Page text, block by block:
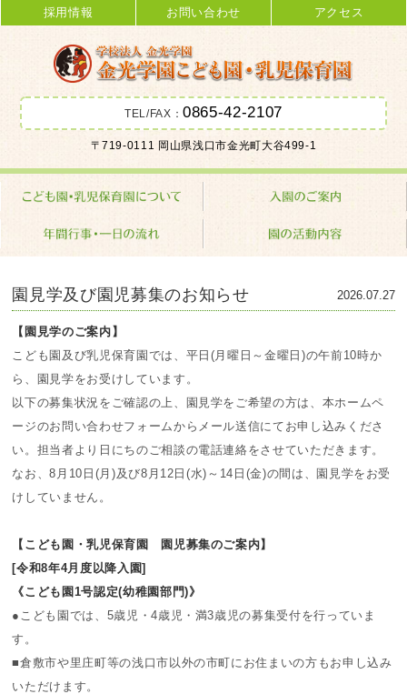
金光学園こども園･乳児保育園 学校
法人 金光学園
採用情報 お問い合わせ アクセス
TEL/FAX：0865-42-2107
〒719-0111 岡山県浅口市金光町大谷499-1
2026.07.27
園見学及び園児募集のお知らせ
【園見学のご案内】
こども園及び乳児保育園では、平日(月曜日～金曜日)の午前10時か
ら、園見学をお受けしています。
以下の募集状況をご確認の上、園見学をご希望の方は、本ホームペ
ージのお問い合わせフォームからメール送信にてお申し込みくださ
い。担当者より日にちのご相談の電話連絡をさせていただきます。
なお、8月10日(月)及び8月12日(水)～14日(金)の間は、園見学をお受
けしていません。
【こども園・乳児保育園 園児募集のご案内】
[令和8年4月度以降入園]
《こども園1号認定(幼稚園部門)》
●こども園では、5歳児・4歳児・満3歳児の募集受付を行っていま
す。
■倉敷市や里庄町等の浅口市以外の市町にお住まいの方もお申し込み
いただけます。